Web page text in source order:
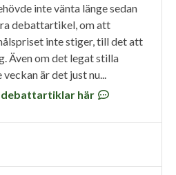
inte vänta länge sedan
debattartikel, om att
inte stiger, till det att
Även om det legat stilla
är det just nu...
debattartiklar här